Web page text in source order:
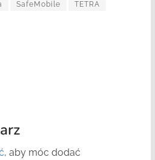
SafeMobile TETRA
, aby móc dodać